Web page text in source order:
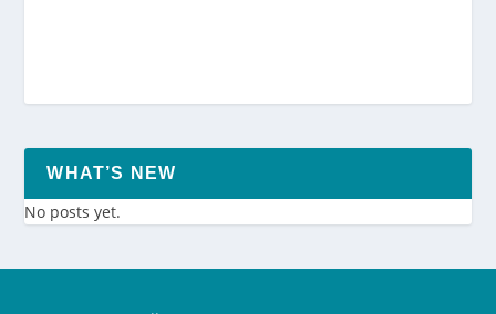
WHAT’S NEW
No posts yet.